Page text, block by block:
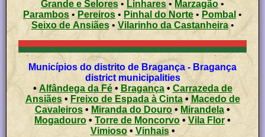
Grande e Selores• Linhares • Marzagão •
Parambos • Pereiros • Pinhal do Norte • Pombal •
Seixo de Ansiães• Vilarinho da Castanheira•
Municípios do distrito de Bragança - Bragança
district municipalities
• Alfândega da Fé• Bragança• Carrazeda de
Ansiães• Freixo de Espada à Cinta• Macedo de
Cavaleiros • Miranda do Douro •Mirandela •
Mogadouro • Torre de Moncorvo •Vila Flor •
Vimioso• Vinhais•